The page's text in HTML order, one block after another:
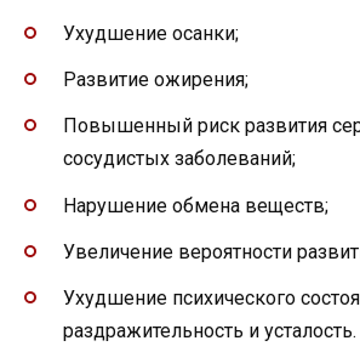
Ухудшение осанки;
Развитие ожирения;
Повышенный риск развития
сосудистых заболеваний;
Нарушение обмена веществ;
Увеличение вероятности
Ухудшение психического
раздражительность и усталость.